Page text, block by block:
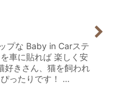
プな Baby in Carステ
車に貼れば 楽しく安
好きさん、猫を飼われ
ったりです！ …